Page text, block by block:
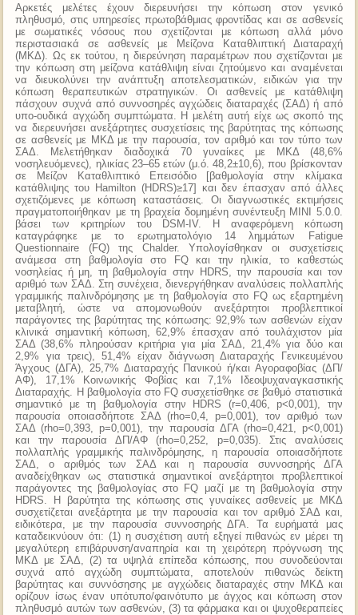
Αρκετές μελέτες έχουν διερευνήσει την κόπωση στον γενικό
πληθυσμό, στις υπηρεσίες πρωτοβάθμιας φροντίδας και σε ασθενείς
με σωματικές νόσους που σχετίζονται με κόπωση αλλά μόνο
περιστασιακά σε ασθενείς με Μείζονα Καταθλιπτική Διαταραχή
(ΜΚΔ). Ως εκ τούτου, η διερεύνηση παραμέτρων που σχετίζονται με
την κόπωση στη μείζονα κατάθλιψη είναι ζητούμενο και αναμένεται
να διευκολύνει την ανάπτυξη αποτελεσματικών, ειδικών για την
κόπωση θεραπευτικών στρατηγικών. Οι ασθενείς με κατάθλιψη
πάσχουν συχνά από συννοσηρές αγχώδεις διαταραχές (ΣΑΔ) ή από
υπο-ουδικά αγχώδη συμπτώματα. Η μελέτη αυτή είχε ως σκοπό της
να διερευνήσει ανεξάρτητες συσχετίσεις της βαρύτητας της κόπωσης
σε ασθενείς με ΜΚΔ με την παρουσία, τον αριθμό και τον τύπο των
ΣΑΔ. Μελετήθηκαν διαδοχικά 70 γυναίκες με ΜΚΔ (48,6%
νοσηλευόμενες), ηλικίας 23–65 ετών (μ.ό. 48,2±10,6), που βρίσκονταν
σε Μείζον Καταθλιπτικό Επεισόδιο [βαθμολογία στην κλίμακα
κατάθλιψης του Hamilton (HDRS)≥17] και δεν έπασχαν από άλλες
σχετιζόμενες με κόπωση καταστάσεις. Οι διαγνωστικές εκτιμήσεις
πραγματοποιήθηκαν με τη βραχεία δομημένη συνέντευξη ΜΙΝΙ 5.0.0.
βάσει των κριτηρίων του DSM-IV. Η αναφερόμενη κόπωση
καταγράφηκε με το ερωτηματολόγιο 14 λημμάτων Fatigue
Questionnaire (FQ) της Chalder. Υπολογίσθηκαν οι συσχετίσεις
ανάμεσα στη βαθμολογία στο FQ και την ηλικία, το καθεστώς
νοσηλείας ή μη, τη βαθμολογία στην HDRS, την παρουσία και τον
αριθμό των ΣΑΔ. Στη συνέχεια, διενεργήθηκαν αναλύσεις πολλαπλής
γραμμικής παλινδρόμησης με τη βαθμολογία στο FQ ως εξαρτημένη
μεταβλητή, ώστε να απομονωθούν ανεξάρτητοι προβλεπτικοί
παράγοντες της βαρύτητας της κόπωσης: 92,9% των ασθενών είχαν
κλινικά σημαντική κόπωση, 62,9% έπασχαν από τουλάχιστον μία
ΣΑΔ (38,6% πληρούσαν κριτήρια για μία ΣΑΔ, 21,4% για δύο και
2,9% για τρεις), 51,4% είχαν διάγνωση Διαταραχής Γενικευμένου
Άγχους (ΔΓΑ), 25,7% Διαταραχής Πανικού ή/και Αγοραφοβίας (ΔΠ/
ΑΦ), 17,1% Κοινωνικής Φοβίας και 7,1% Ιδεοψυχαναγκαστικής
Διαταραχής. Η βαθμολογία στο FQ συσχετίσθηκε σε βαθμό στατιστικά
σημαντικό με τη βαθμολογία στην HDRS (r=0,406, p<0,001), την
παρουσία οποιασδήποτε ΣΑΔ (rho=0,4, p=0,001), τον αριθμό των
ΣΑΔ (rho=0,393, p=0,001), την παρουσία ΔΓΑ (rho=0,421, p<0,001)
και την παρουσία ΔΠ/ΑΦ (rho=0,252, p=0,035). Στις αναλύσεις
πολλαπλής γραμμικής παλινδρόμησης, η παρουσία οποιασδήποτε
ΣΑΔ, ο αριθμός των ΣΑΔ και η παρουσία συννοσηρής ΔΓΑ
αναδείχθηκαν ως στατιστικά σημαντικοί ανεξάρτητοι προβλεπτικοί
παράγοντες της βαθμολογίας στο FQ μαζί με τη βαθμολογία στην
HDRS. Η βαρύτητα της κόπωσης στις γυναίκες ασθενείς με ΜΚΔ
συσχετίζεται ανεξάρτητα με την παρουσία και τον αριθμό ΣΑΔ και,
ειδικότερα, με την παρουσία συννοσηρής ΔΓΑ. Τα ευρήματά μας
καταδεικνύουν ότι: (1) η συσχέτιση αυτή εξηγεί πιθανώς εν μέρει τη
μεγαλύτερη επιβάρυνση/αναπηρία και τη χειρότερη πρόγνωση της
ΜΚΔ με ΣΑΔ, (2) τα υψηλά επίπεδα κόπωσης, που συνοδεύονται
συχνά από αγχώδη συμπτώματα, αποτελούν πιθανώς δείκτη
βαρύτητας και συννόσησης με αγχώδεις διαταραχές στην ΜΚΔ και
ορίζουν ίσως έναν υπότυπο/φαινότυπο με άγχος και κόπωση στον
πληθυσμό αυτών των ασθενών, (3) τα φάρμακα και οι ψυχοθεραπείες